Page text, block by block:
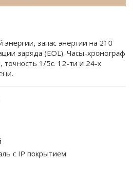
запас энергии на 210
заряда (EOL). Часы-хронограф
точность 1/5c. 12-ти и 24-х
с IP покрытием